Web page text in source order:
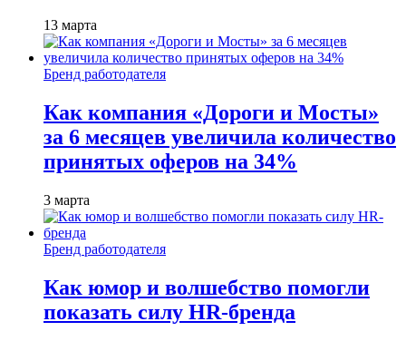
13 марта
Бренд работодателя
Как компания «Дороги и Мосты»
за 6 месяцев увеличила количество
принятых оферов на 34%
3 марта
Бренд работодателя
Как юмор и волшебство помогли
показать силу HR-бренда